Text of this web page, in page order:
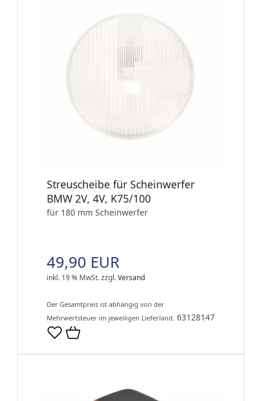
Streuscheibe für Scheinwerfer
BMW 2V, 4V, K75/100
für 180 mm Scheinwerfer
49,90 EUR
inkl. 19 % MwSt.zzgl.Versand
Der Gesamtpreis ist abhängig von der
Mehrwertsteuer im jeweiligen Lieferland. 63128147